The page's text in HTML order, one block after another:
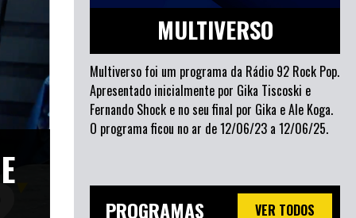
MULTIVERSO
Multiverso foi um programa da Rádio 92 Rock Pop.
Apresentado inicialmente por Gika Tiscoski e
Fernando Shock e no seu final por Gika e Ale Koga.
O programa ficou no ar de 12/06/23 a 12/06/25.